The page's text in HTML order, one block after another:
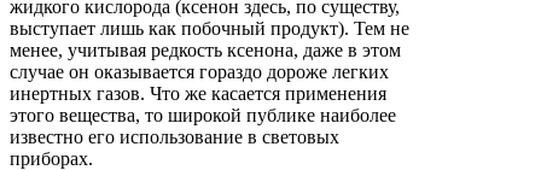
жидкого кислорода (ксенон здесь, по существу,
выступает лишь как побочный продукт). Тем не
менее, учитывая редкость ксенона, даже в этом
случае он оказывается гораздо дороже легких
инертных газов. Что же касается применения
этого вещества, то широкой публике наиболее
известно его использование в световых
приборах.